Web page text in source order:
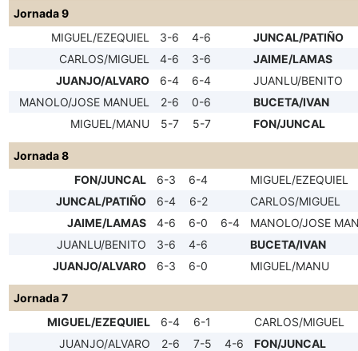
Jornada 9
MIGUEL/EZEQUIEL
3-6 4-6
JUNCAL/PATIÑO
CARLOS/MIGUEL
4-6 3-6
JAIME/LAMAS
JUANJO/ALVARO
6-4 6-4
JUANLU/BENITO
MANOLO/JOSE MANUEL
2-6 0-6
BUCETA/IVAN
MIGUEL/MANU
5-7 5-7 FON/JUNCAL
Jornada 8
FON/JUNCAL
6-3 6-4
MIGUEL/EZEQUIEL
JUNCAL/PATIÑO
6-4 6-2
CARLOS/MIGUEL
JAIME/LAMAS
4-6 6-0 6-4
MANOLO/JOSE
JUANLU/BENITO
3-6 4-6
BUCETA/IVAN
JUANJO/ALVARO
6-3 6-0 MIGUEL/MANU
Jornada 7
MIGUEL/EZEQUIEL
6-4 6-1
CARLOS/MIGUEL
JUANJO/ALVARO
2-6 7-5 4-6
FON/JUNCAL